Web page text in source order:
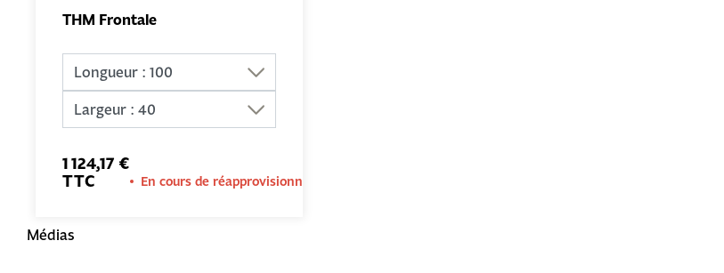
AU PANIER
THM Frontale
1 124,17 €
TTC
En cours de réapprovisionnement
Médias